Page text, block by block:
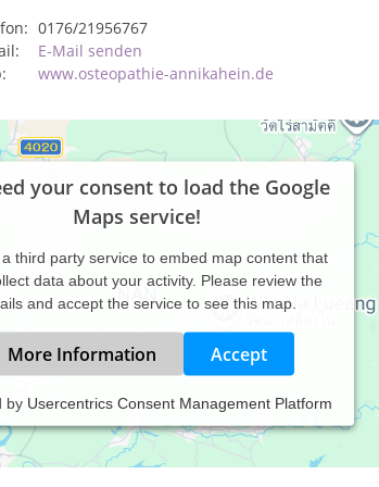
0176/21956767
E-Mail senden
www.osteopathie-annikahein.de
your consent to load the Google
Maps service!
third party service to embed map content that
data about your activity. Please review the
and accept the service to see this map.
More Information Accept
by Usercentrics Consent Management Platform
Osteopatie bei Erwachsenen und Schwangeren